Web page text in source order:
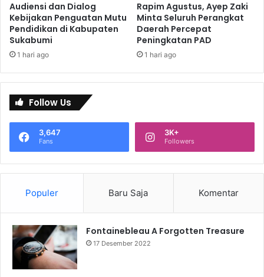
Audiensi dan Dialog
Kebijakan Penguatan Mutu
Pendidikan di Kabupaten
Sukabumi
1 hari ago
Rapim Agustus, Ayep Zaki
Minta Seluruh Perangkat
Daerah Percepat
Peningkatan PAD
1 hari ago
Follow Us
3,647
Fans
3K+
Followers
Populer Baru Saja Komentar
Fontainebleau A Forgotten Treasure
17 Desember 2022